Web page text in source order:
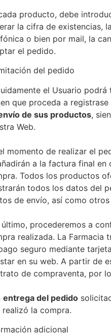
producto, debe
la cifra de existencias,
o bien por mail, la
el pedido.
del pedido
el Usuario
que proceda a
de sus productos,
Web.
momento de realizar el
a la factura final en
Todos los productos
todos los datos del
de envío, así como
último, procederemos a
realizada. La Farmacia
seguro mediante
en su web. A partir de
de compraventa, por
entrega del pedido
realizó la compra.
adicional